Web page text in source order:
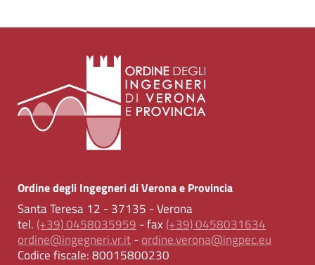
Ordine degli Ingegneri di Verona e Provincia
Santa Teresa 12 - 37135 - Verona
tel. (+39) 0458035959 - fax (+39) 0458031634
ordine@ingegneri.vr.it-ordine.verona@ingpec.eu
Codice fiscale:80015800230